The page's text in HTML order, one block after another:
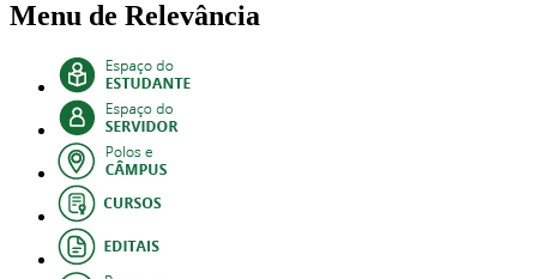
Menu de Relevância